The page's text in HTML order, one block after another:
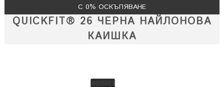
С 0% ОСКЪПЯВАНЕ
QUICKFIT® 26 ЧЕРНА НАЙЛОНОВА
КАИШКА